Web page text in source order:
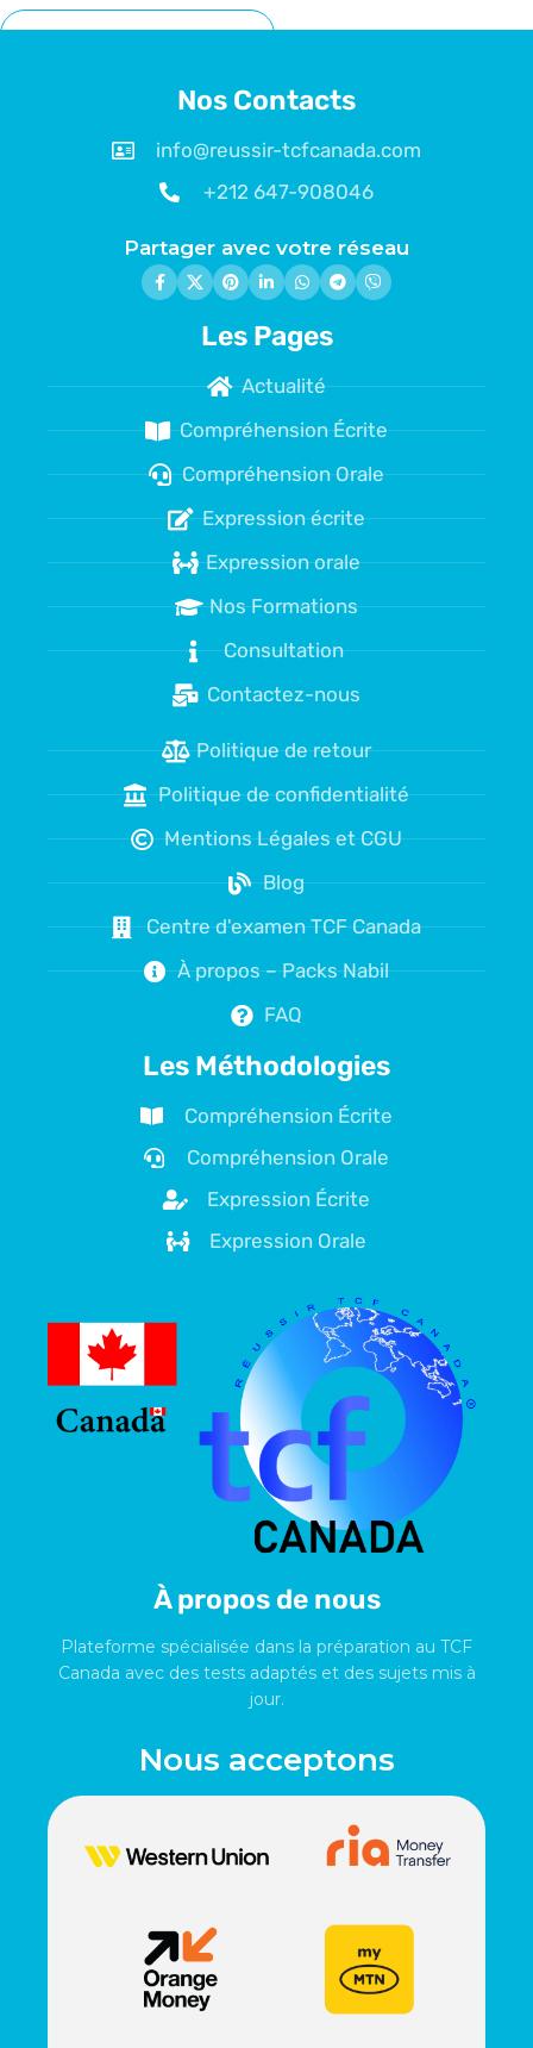
Nos Contacts
info@reussir-tcfcanada.com
+212 647-908046
Partager avec votre réseau
Les Pages
Actualité
Compréhension Écrite
Compréhension Orale
Expression écrite
Expression orale
Nos Formations
Consultation
Contactez-nous
Politique de retour
Politique de confidentialité
Mentions Légales et CGU
Blog
Centre d'examen TCF Canada
À propos – Packs Nabil
FAQ
Les Méthodologies
Compréhension Écrite
Compréhension Orale
Expression Écrite
Expression Orale
À propos de nous
Plateforme spécialisée dans la préparation au TCF
Canada avec des tests adaptés et des sujets mis à
jour.
Nous acceptons